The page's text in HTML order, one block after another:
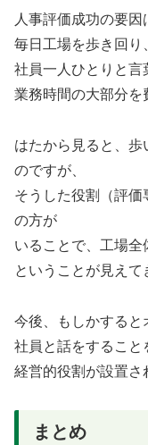
人事評価成功の要因
毎日工場を歩き回り
社員一人ひとりと言
業務時間の大部分を
はたから見ると、
のですが、
そうした役割（評価
の方が
いることで、工場全
ということが見えて
今後、もしかすると
社員と話をすること
経営的役割が設置さ
まとめ